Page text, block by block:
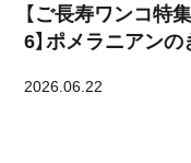
【ご長寿ワンコ特
6】ポメラニアンの
2026.06.22